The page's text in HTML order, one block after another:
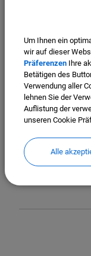
E-Mail:
Telefon:
VHS
Um Ihnen ein
wir auf dieser
Präferenzen Ihre
Betätigen des
Verwendung aller
lehnen Sie der
Auflistung der
unseren Cookie
Alle